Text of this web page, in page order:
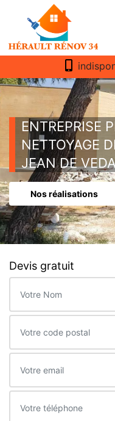
ENTREPRISE
NETTOYAGE
JEAN DE
Nos réalisations
Devis gratuit